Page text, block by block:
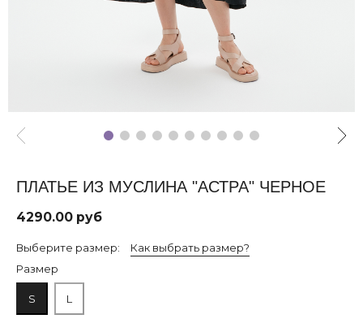
ПЛАТЬЕ ИЗ МУСЛИНА "АСТРА" ЧЕРНОЕ
4290.00 руб
Выберите размер:
Как выбрать размер?
Размер
S L